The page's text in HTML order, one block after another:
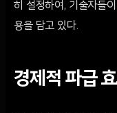
히 설정하여, 기술자들
용을 담고 있다.
경제적 파급